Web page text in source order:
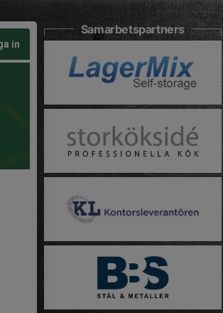
in
Samarbetspartners